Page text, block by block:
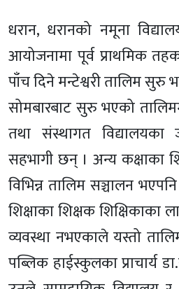
धरान, धरानको नमूना
आयोजनामा पूर्व प्राथमिक
पाँच दिने मन्टेश्वरी तालिम सुरु
सोमबारबाट सुरु भएको
तथा संस्थागत विद्यालयका
सहभागी छन् । अन्य कक्षाका
विभिन्न तालिम सञ्चालन
शिक्षाका शिक्षक शिक्षिकाका
व्यवस्था नभएकाले यस्तो
पब्लिक हाईस्कुलका प्राचार्य